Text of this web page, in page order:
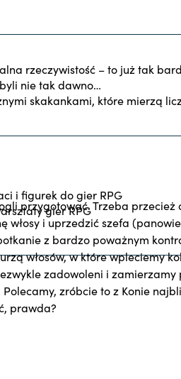
rzeczywistość – to już tak
nie tak dawno…
skakankami, które mierzą
i figurek do gier RPG
gier RPG
przygotować. Trzeba
włosy i uprzedzić szefa
z bardzo poważnym
włosów, w które wpleciemy
zadowoleni i zamierzamy
zróbcie to z Konie
prawda?